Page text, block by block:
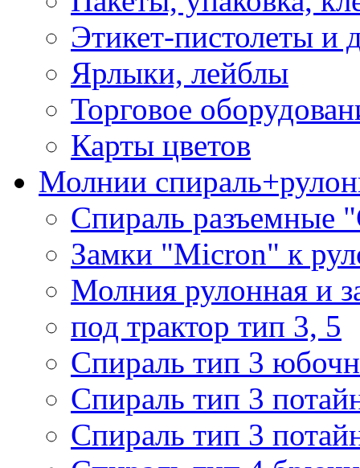
Этикет-пистолеты и
Ярлыки, лейблы
Торговое
Карты цветов
Молнии
Спираль разъемные
Замки "Micron" к
Молния рулонная и
под трактор тип 3, 5
Спираль тип 3
Спираль тип 3
Спираль тип 3